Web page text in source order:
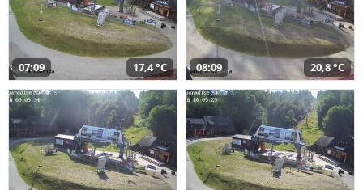
07:09 17,4 °C 08:09 20,8 °C